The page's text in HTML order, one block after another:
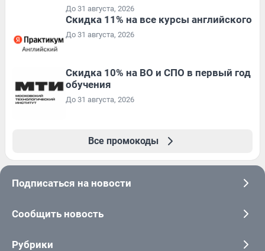
До 31 августа, 2026
Скидка 11% на все курсы английского
До 31 августа, 2026
Скидка 10% на ВО и СПО в первый год
обучения
До 31 августа, 2026
Все промокоды
Подписаться на новости
Сообщить новость
Рубрики